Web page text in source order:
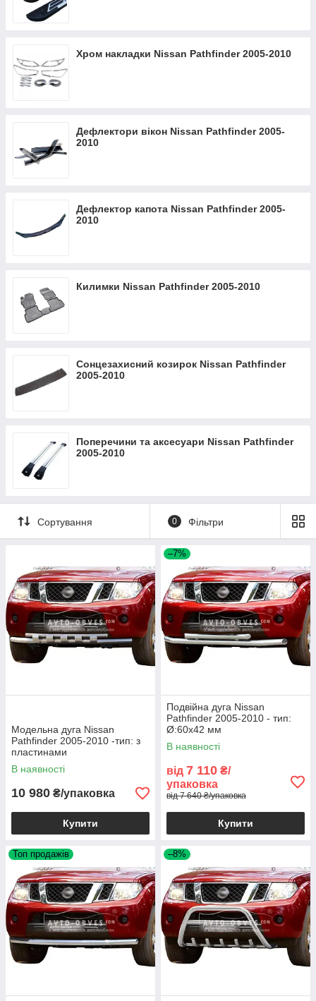
Хром накладки Nissan Pathfinder 2005-2010
Дефлектори вікон Nissan Pathfinder 2005-
2010
Дефлектор капота Nissan Pathfinder 2005-
2010
Килимки Nissan Pathfinder 2005-2010
Сонцезахисний козирок Nissan Pathfinder
2005-2010
Поперечини та аксесуари Nissan Pathfinder
2005-2010
Сортування 0 Фільтри
Модельна дуга Nissan
Pathfinder 2005-2010 -тип: з
пластинами
В наявності
10 980 ₴/упаковка
Купити
–7%
Подвійна дуга Nissan
Pathfinder 2005-2010 - тип:
Ø:60х42 мм
В наявності
від 7 110 ₴/
упаковка
від 7 640 ₴/упаковка
Купити
Топ продажів –8%